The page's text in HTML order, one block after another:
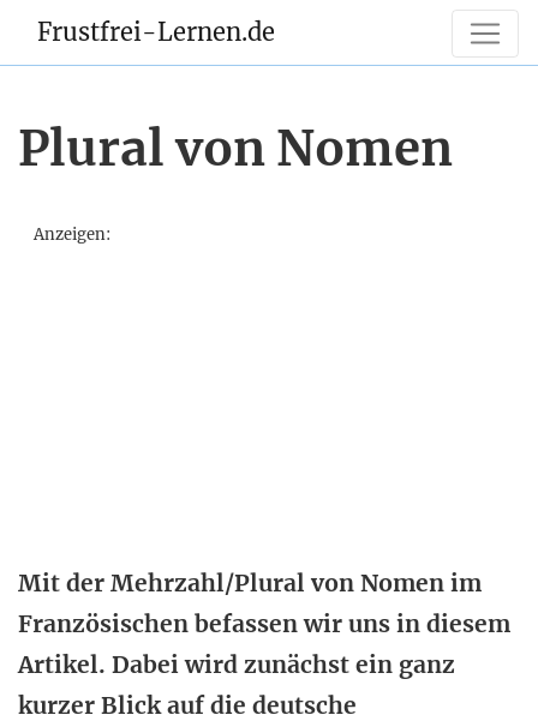
Frustfrei-Lernen.de
Plural von Nomen
Anzeigen:
Mit der Mehrzahl/Plural von Nomen im
Französischen befassen wir uns in diesem
Artikel. Dabei wird zunächst ein ganz
kurzer Blick auf die deutsche